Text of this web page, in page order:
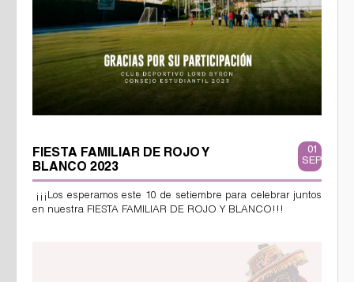
FIESTA FAMILIAR DE ROJO Y
BLANCO 2023
01
SEP
¡¡¡Los esperamos este 10 de setiembre para celebrar juntos
en nuestra FIESTA FAMILIAR DE ROJO Y BLANCO!!!
371773410_676151521210809_1598263397351924214_n.jpg